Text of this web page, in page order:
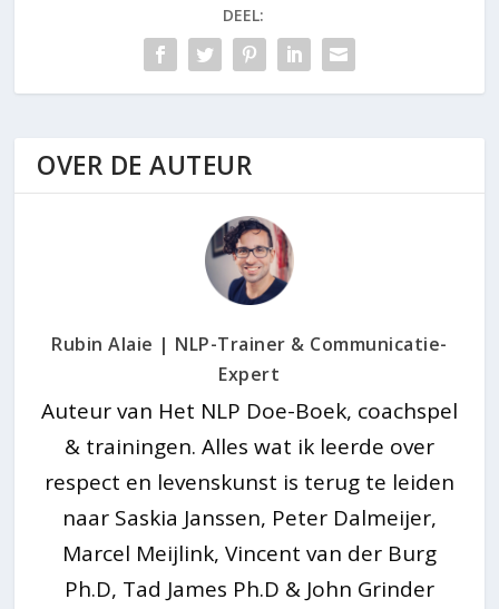
DEEL:
OVER DE AUTEUR
Rubin Alaie | NLP-Trainer & Communicatie-
Expert
Auteur van Het NLP Doe-Boek, coachspel
& trainingen. Alles wat ik leerde over
respect en levenskunst is terug te leiden
naar Saskia Janssen, Peter Dalmeijer,
Marcel Meijlink, Vincent van der Burg
Ph.D, Tad James Ph.D & John Grinder